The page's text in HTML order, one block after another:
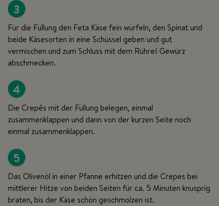
3
Für die Füllung den Feta Käse fein würfeln, den Spinat und
beide Käsesorten in eine Schüssel geben und gut
vermischen und zum Schluss mit dem RühreI Gewürz
abschmecken.
4
Die Crepês mit der Füllung belegen, einmal
zusammenklappen und dann von der kurzen Seite noch
einmal zusammenklappen.
5
Das Olivenöl in einer Pfanne erhitzen und die Crepes bei
mittlerer Hitze von beiden Seiten für ca. 5 Minuten knusprig
braten, bis der Käse schön geschmolzen ist.